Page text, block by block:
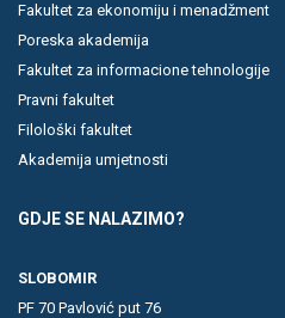
Fakultet za ekonomiju i menadžment
Poreska akademija
Fakultet za informacione tehnologije
Pravni fakultet
Filološki fakultet
Akademija umjetnosti
GDJE SE NALAZIMO?
SLOBOMIR
PF 70 Pavlović put 76